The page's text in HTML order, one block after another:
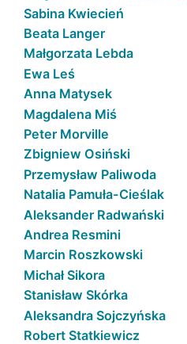
Sabina Kwiecień
Beata Langer
Małgorzata Lebda
Ewa Leś
Anna Matysek
Magdalena Miś
Peter Morville
Zbigniew Osiński
Przemysław Paliwoda
Natalia Pamuła-Cieślak
Aleksander Radwański
Andrea Resmini
Marcin Roszkowski
Michał Sikora
Stanisław Skórka
Aleksandra Sojczyńska
Robert Statkiewicz